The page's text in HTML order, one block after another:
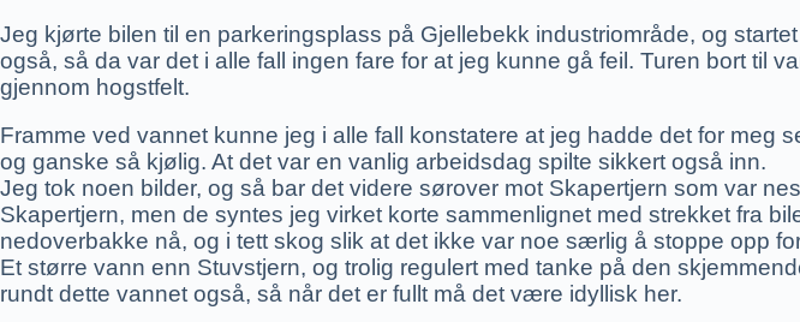
Jeg kjørte bilen til en parkeringsplass på Gjellebekk industriområde, og
også, så da var det i alle fall ingen fare for at jeg kunne gå feil. Turen bort til
gjennom hogstfelt.
Framme ved vannet kunne jeg i alle fall konstatere at jeg hadde det for meg
og ganske så kjølig. At det var en vanlig arbeidsdag spilte sikkert også inn.
Jeg tok noen bilder, og så bar det videre sørover mot Skapertjern som var
Skapertjern, men de syntes jeg virket korte sammenlignet med strekket fra
nedoverbakke nå, og i tett skog slik at det ikke var noe særlig å stoppe opp
Et større vann enn Stuvstjern, og trolig regulert med tanke på den
rundt dette vannet også, så når det er fullt må det være idyllisk her.